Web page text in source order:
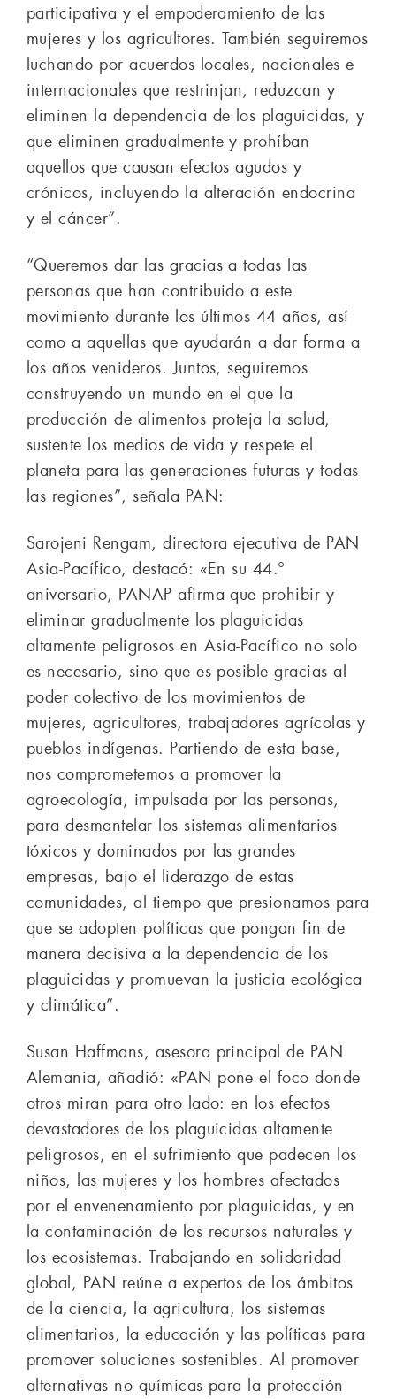
participativa y el empoderamiento de las
mujeres y los agricultores. También seguiremos
luchando por acuerdos locales, nacionales e
internacionales que restrinjan, reduzcan y
eliminen la dependencia de los plaguicidas, y
que eliminen gradualmente y prohíban
aquellos que causan efectos agudos y
crónicos, incluyendo la alteración endocrina
y el cáncer”.
“Queremos dar las gracias a todas las
personas que han contribuido a este
movimiento durante los últimos 44 años, así
como a aquellas que ayudarán a dar forma a
los años venideros. Juntos, seguiremos
construyendo un mundo en el que la
producción de alimentos proteja la salud,
sustente los medios de vida y respete el
planeta para las generaciones futuras y todas
las regiones”, señala PAN:
Sarojeni Rengam, directora ejecutiva de PAN
Asia-Pacífico, destacó: «En su 44.º
aniversario, PANAP afirma que prohibir y
eliminar gradualmente los plaguicidas
altamente peligrosos en Asia-Pacífico no solo
es necesario, sino que es posible gracias al
poder colectivo de los movimientos de
mujeres, agricultores, trabajadores agrícolas y
pueblos indígenas. Partiendo de esta base,
nos comprometemos a promover la
agroecología, impulsada por las personas,
para desmantelar los sistemas alimentarios
tóxicos y dominados por las grandes
empresas, bajo el liderazgo de estas
comunidades, al tiempo que presionamos para
que se adopten políticas que pongan fin de
manera decisiva a la dependencia de los
plaguicidas y promuevan la justicia ecológica
y climática”.
Susan Haffmans, asesora principal de PAN
Alemania, añadió: «PAN pone el foco donde
otros miran para otro lado: en los efectos
devastadores de los plaguicidas altamente
peligrosos, en el sufrimiento que padecen los
niños, las mujeres y los hombres afectados
por el envenenamiento por plaguicidas, y en
la contaminación de los recursos naturales y
los ecosistemas. Trabajando en solidaridad
global, PAN reúne a expertos de los ámbitos
de la ciencia, la agricultura, los sistemas
alimentarios, la educación y las políticas para
promover soluciones sostenibles. Al promover
alternativas no químicas para la protección